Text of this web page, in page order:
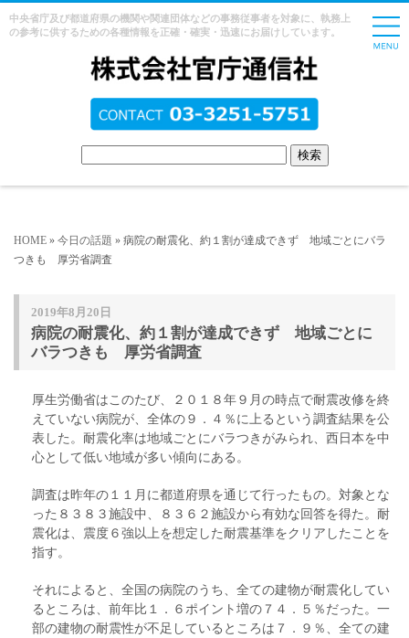
中央省庁及び都道府県の機関や関連団体などの事務従事者を対象に、執務上
の参考に供するための各種情報を正確・確実・迅速にお届けしています。
HOME » 今日の話題 » 病院の耐震化、約１割が達成できず 地域ごとにバラ
つきも 厚労省調査
2019年8月20日
病院の耐震化、約１割が達成できず 地域ごとに
バラつきも 厚労省調査
厚生労働省はこのたび、２０１８年９月の時点で耐震改修を終
えていない病院が、全体の９．４％に上るという調査結果を公
表した。耐震化率は地域ごとにバラつきがみられ、西日本を中
心として低い地域が多い傾向にある。
調査は昨年の１１月に都道府県を通じて行ったもの。対象とな
った８３８３施設中、８３６２施設から有効な回答を得た。耐
震化は、震度６強以上を想定した耐震基準をクリアしたことを
指す。
それによると、全国の病院のうち、全ての建物が耐震化してい
るところは、前年比１．６ポイント増の７４．５％だった。一
部の建物の耐震性が不足しているところは７．９％、全ての建